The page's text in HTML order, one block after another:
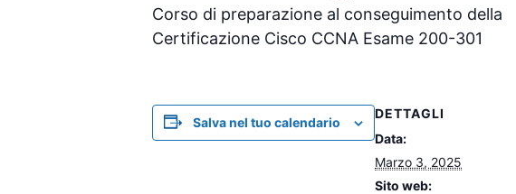
Corso di preparazione al conseguimento della
Certificazione Cisco CCNA Esame 200-301
Salva nel tuo calendario
DETTAGLI
Data:
Marzo 3, 2025
Sito web: